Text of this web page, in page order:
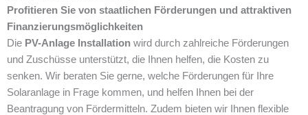
Profitieren Sie von staatlichen Förderungen und attraktiven
Finanzierungsmöglichkeiten
Die PV-Anlage Installation wird durch zahlreiche Förderungen
und Zuschüsse unterstützt, die Ihnen helfen, die Kosten zu
senken. Wir beraten Sie gerne, welche Förderungen für Ihre
Solaranlage in Frage kommen, und helfen Ihnen bei der
Beantragung von Fördermitteln. Zudem bieten wir Ihnen flexible